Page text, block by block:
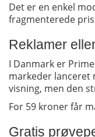
Det er en enkel
fragmenterede
Reklamer
I Danmark er
markeder lanceret
visning, men den
For 59 kroner får
Gratis